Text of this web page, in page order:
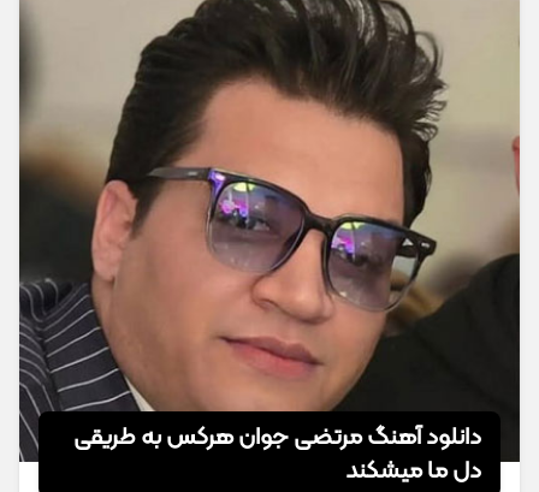
دانلود آهنگ مرتضی جوان هرکس به طریقی
دل ما میشکند